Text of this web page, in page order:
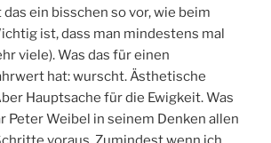
ein bisschen so vor, wie beim
ist, dass man mindestens mal
viele). Was das für einen
hat: wurscht. Ästhetische
Hauptsache für die Ewigkeit. Was
Peter Weibel in seinem Denken allen